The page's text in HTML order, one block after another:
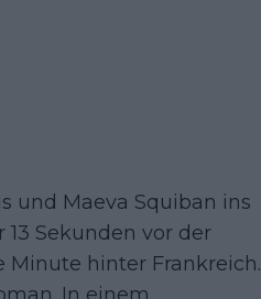
und Maeva Squiban ins
Sekunden vor der
Minute hinter Frankreich.